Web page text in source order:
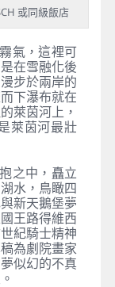
或同級飯店
氣，這裡可
在雪融化後
步於兩岸的
下瀑布就在
萊茵河上，
萊茵河最壯
之中，矗立
水，鳥瞰四
新天鵝堡夢
王路得維西
紀騎士精神
為劇院畫家
似幻的不真